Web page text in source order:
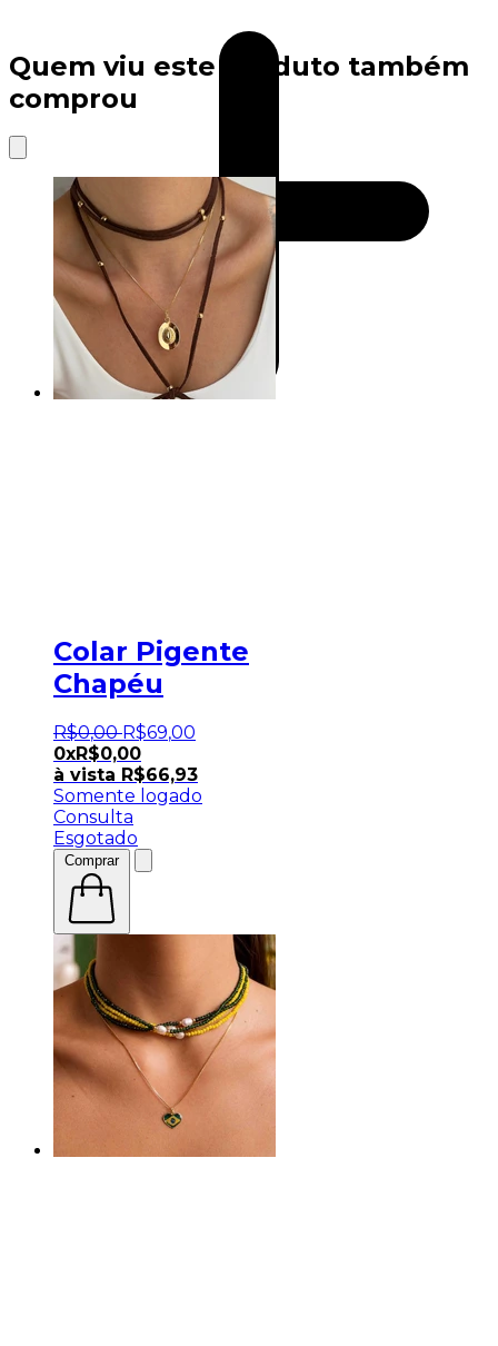
Quem viu este produto também
comprou
Colar Pigente
Chapéu
R$0,00 R$69,00
0xR$0,00
à vista R$66,93
Somente logado
Consulta
Esgotado
Comprar